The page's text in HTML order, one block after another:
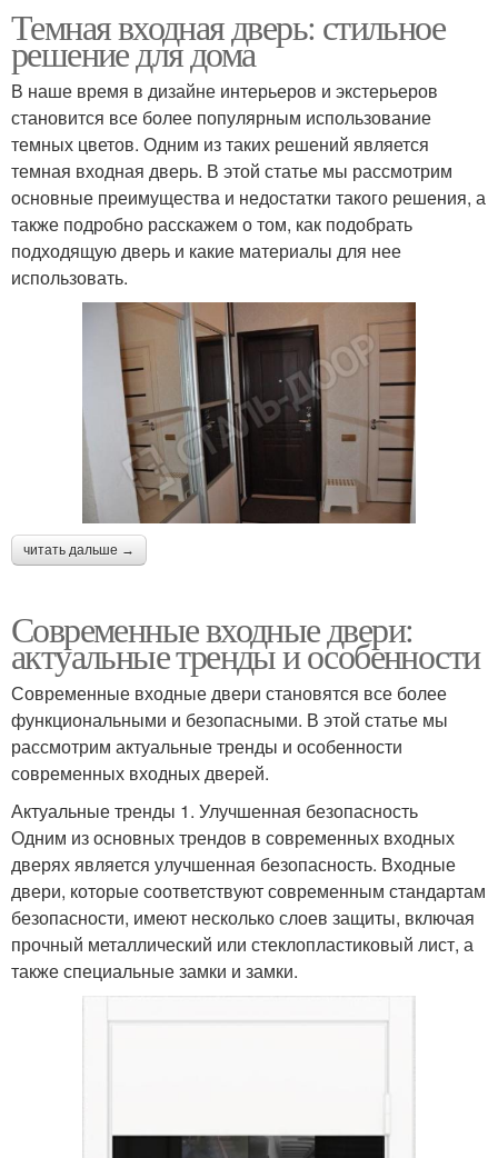
Темная входная дверь: стильное
решение для дома
В наше время в дизайне интерьеров и экстерьеров
становится все более популярным использование
темных цветов. Одним из таких решений является
темная входная дверь. В этой статье мы рассмотрим
основные преимущества и недостатки такого решения, а
также подробно расскажем о том, как подобрать
подходящую дверь и какие материалы для нее
использовать.
читать дальше →
Современные входные двери:
актуальные тренды и особенности
Современные входные двери становятся все более
функциональными и безопасными. В этой статье мы
рассмотрим актуальные тренды и особенности
современных входных дверей.
Актуальные тренды 1. Улучшенная безопасность
Одним из основных трендов в современных входных
дверях является улучшенная безопасность. Входные
двери, которые соответствуют современным стандартам
безопасности, имеют несколько слоев защиты, включая
прочный металлический или стеклопластиковый лист, а
также специальные замки и замки.